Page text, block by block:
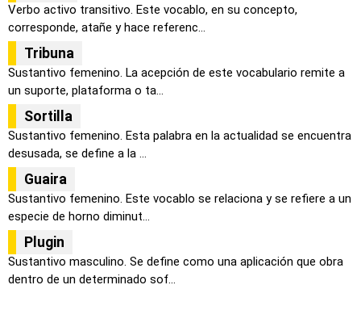
Verbo activo transitivo. Este vocablo, en su concepto,
corresponde, atañe y hace referenc...
Tribuna
Sustantivo femenino. La acepción de este vocabulario remite a
un suporte, plataforma o ta...
Sortilla
Sustantivo femenino. Esta palabra en la actualidad se encuentra
desusada, se define a la ...
Guaira
Sustantivo femenino. Este vocablo se relaciona y se refiere a un
especie de horno diminut...
Plugin
Sustantivo masculino. Se define como una aplicación que obra
dentro de un determinado sof...